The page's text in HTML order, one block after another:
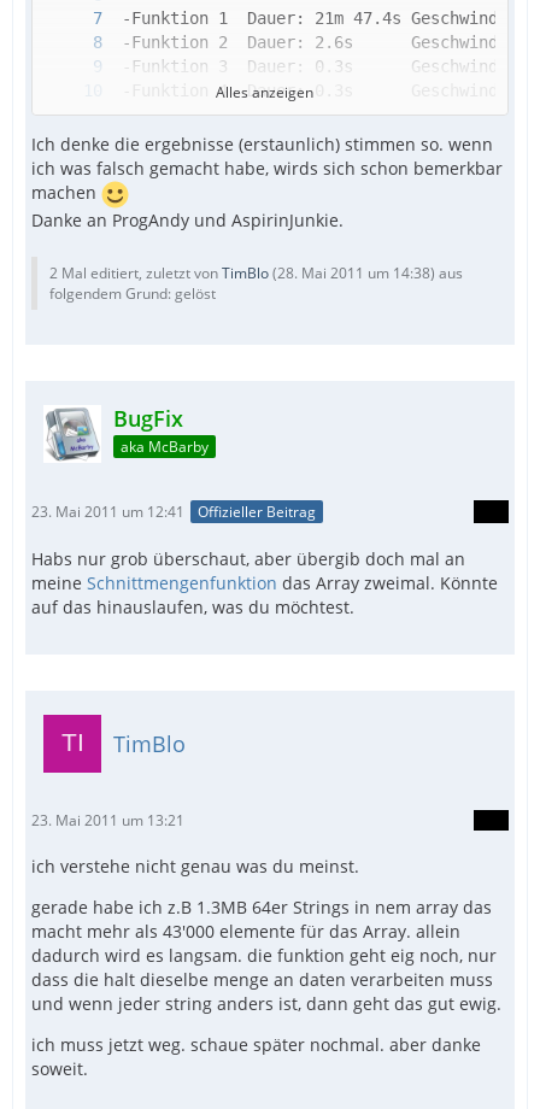
Alles anzeigen
Ich denke die ergebnisse (erstaunlich) stimmen so. wenn
ich was falsch gemacht habe, wirds sich schon bemerkbar
machen
Danke an ProgAndy und AspirinJunkie.
2 Mal editiert, zuletzt vonTimBlo(28. Mai 2011 um 14:38) aus
folgendem Grund: gelöst
BugFix
aka McBarby
23. Mai 2011 um 12:41 Offizieller Beitrag
Habs nur grob überschaut, aber übergib doch mal an
meine Schnittmengenfunktion das Array zweimal. Könnte
auf das hinauslaufen, was du möchtest.
TimBlo
23. Mai 2011 um 13:21
ich verstehe nicht genau was du meinst.
gerade habe ich z.B 1.3MB 64er Strings in nem array das
macht mehr als 43'000 elemente für das Array. allein
dadurch wird es langsam. die funktion geht eig noch, nur
dass die halt dieselbe menge an daten verarbeiten muss
und wenn jeder string anders ist, dann geht das gut ewig.
ich muss jetzt weg. schaue später nochmal. aber danke
soweit.